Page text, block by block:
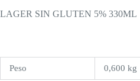
LAGER SIN GLUTEN 5% 330ML
Peso 0,600 kg